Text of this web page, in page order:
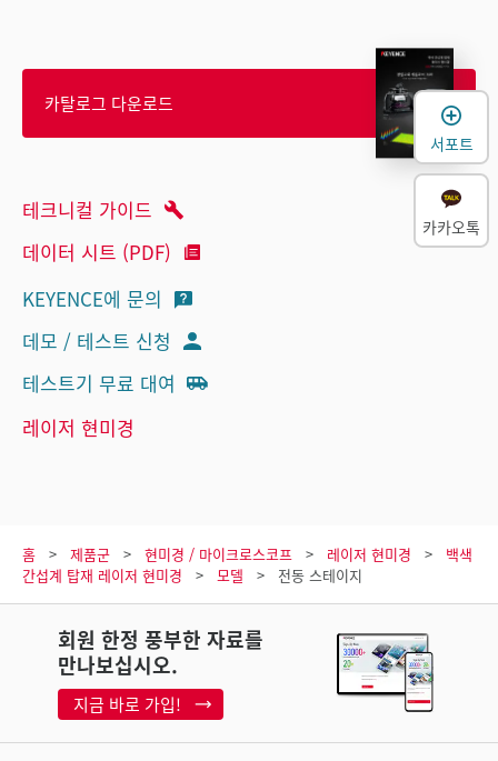
카탈로그 다운로드
테크니컬 가이드
데이터 시트 (PDF)
KEYENCE에 문의
데모 / 테스트 신청
테스트기 무료 대여
레이저 현미경
홈 제품군 현미경 / 마이크로스코프 레이저 현미경
백색
간섭계 탑재 레이저 현미경
모델 전동 스테이지
회원 한정 풍부한 자료를
만나보십시오.
지금 바로 가입!
서포트
카카오톡